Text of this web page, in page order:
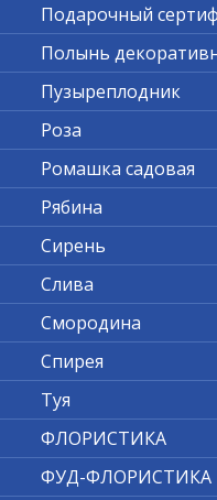
Подарочный
Полынь
Пузыреплодник
Роза
Ромашка садовая
Рябина
Сирень
Слива
Смородина
Спирея
Туя
ФЛОРИСТИКА
ФУД-ФЛОРИСТИКА